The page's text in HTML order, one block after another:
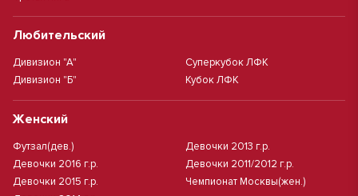
Любительский
Дивизион "А"
Дивизион "Б"
Суперкубок ЛФК
Кубок ЛФК
Женский
Футзал(дев.)
Девочки 2016 г.р.
Девочки 2015 г.р.
Девочки 2013 г.р.
Девочки 2011/2012 г.р.
Чемпионат Москвы(жен.)